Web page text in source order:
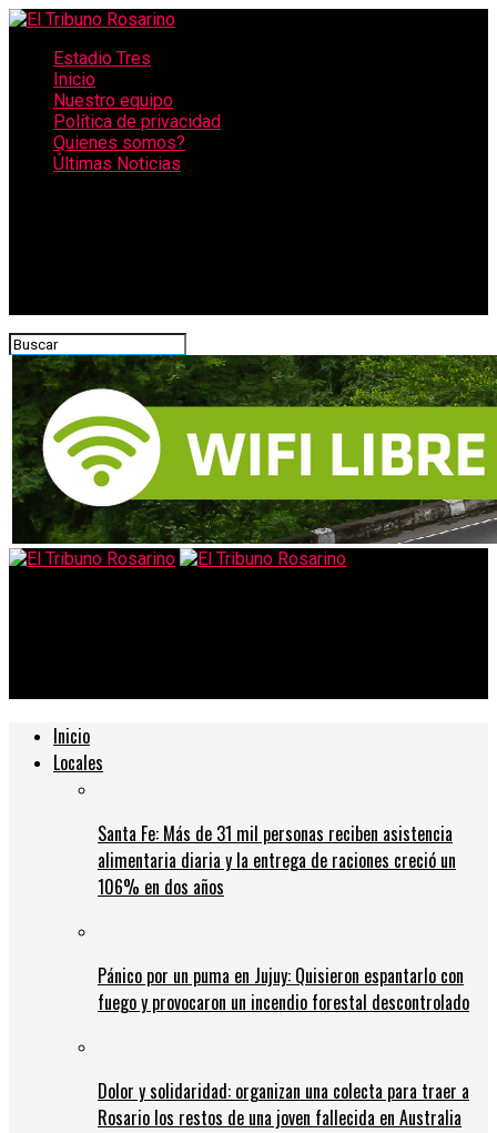
Estadio Tres
Inicio
Nuestro equipo
Política de privacidad
Quienes somos?
Últimas Noticias
Inicio
Locales
Santa Fe: Más de 31 mil personas reciben asistencia
alimentaria diaria y la entrega de raciones creció un
106% en dos años
Pánico por un puma en Jujuy: Quisieron espantarlo con
fuego y provocaron un incendio forestal descontrolado
Dolor y solidaridad: organizan una colecta para traer a
Rosario los restos de una joven fallecida en Australia